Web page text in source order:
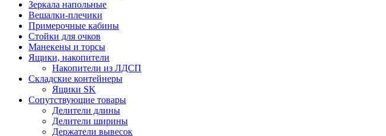
Зеркала напольные
Вешалки-плечики
Примерочные кабины
Стойки для очков
Манекены и торсы
Ящики, накопители
Накопители из ЛДСП
Складские контейнеры
Ящики SK
Сопутствующие товары
Делители длины
Делители ширины
Держатели вывесок